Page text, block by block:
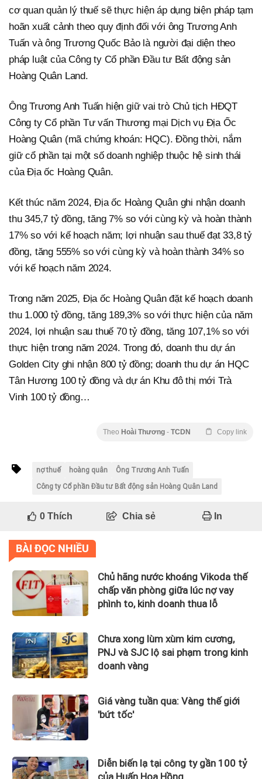
cơ quan quản lý thuế sẽ thực hiện áp dụng biện pháp tạm
hoãn xuất cảnh theo quy định đối với ông Trương Anh
Tuấn và ông Trương Quốc Bảo là người đại diện theo
pháp luật của Công ty Cổ phần Đầu tư Bất động sản
Hoàng Quân Land.
Ông Trương Anh Tuấn hiện giữ vai trò Chủ tịch HĐQT
Công ty Cổ phần Tư vấn Thương mại Dịch vụ Địa Ốc
Hoàng Quân (mã chứng khoán: HQC). Đồng thời, nắm
giữ cổ phần tại một số doanh nghiệp thuộc hệ sinh thái
của Địa ốc Hoàng Quân.
Kết thúc năm 2024, Địa ốc Hoàng Quân ghi nhận doanh
thu 345,7 tỷ đồng, tăng 7% so với cùng kỳ và hoàn thành
17% so với kế hoạch năm; lợi nhuận sau thuế đạt 33,8 tỷ
đồng, tăng 555% so với cùng kỳ và hoàn thành 34% so
với kế hoạch năm 2024.
Trong năm 2025, Địa ốc Hoàng Quân đặt kế hoạch doanh
thu 1.000 tỷ đồng, tăng 189,3% so với thực hiện của năm
2024, lợi nhuận sau thuế 70 tỷ đồng, tăng 107,1% so với
thực hiện trong năm 2024. Trong đó, doanh thu dự án
Golden City ghi nhận 800 tỷ đồng; doanh thu dự án HQC
Tân Hương 100 tỷ đồng và dự án Khu đô thị mới Trà
Vinh 100 tỷ đồng…
Theo Hoài Thương - TCDN Copy link
nợ thuế hoàng quân
Ông Trương Anh Tuấn
Công ty Cổ phần Đầu tư Bất động sản Hoàng Quân Land
0Thích Chia sẻ In
BÀI ĐỌC NHIỀU
Chủ hãng nước khoáng Vikoda thế
chấp văn phòng giữa lúc nợ vay
phình to, kinh doanh thua lỗ
Chưa xong lùm xùm kim cương,
PNJ và SJC lộ sai phạm trong kinh
doanh vàng
Giá vàng tuần qua: Vàng thế giới
'bứt tốc'
Diễn biến lạ tại công ty gần 100 tỷ
của Huấn Hoa Hồng